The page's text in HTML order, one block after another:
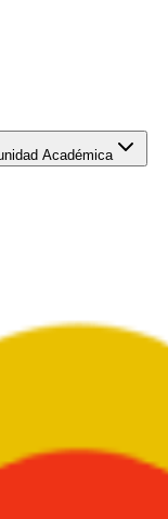
Académica
servicio de Colombia.